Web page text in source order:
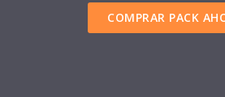
COMPRAR PACK